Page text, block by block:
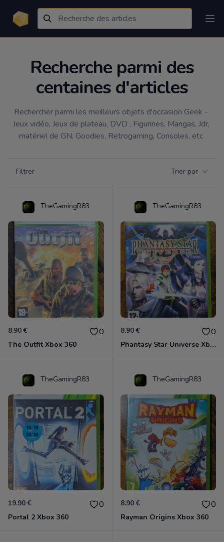
Recherche parmi des
centaines d'articles
Rechercher parmi les meilleurs objets d'occasion Geek -
Jeux vidéo, Jeux de plateau, DVD , Figurines, Mangas, Jdr,
matériel de GN, Goodies, Retrogaming, Consoles, etc
Filtrer Trier par
TheGamingR83
8.90 € 0
The Outfit Xbox 360
TheGamingR83
8.90 € 0
Phantasy Star Universe Xbox 360
TheGamingR83
19.90 € 0
Portal 2 Xbox 360
TheGamingR83
8.90 € 0
Rayman Origins Xbox 360